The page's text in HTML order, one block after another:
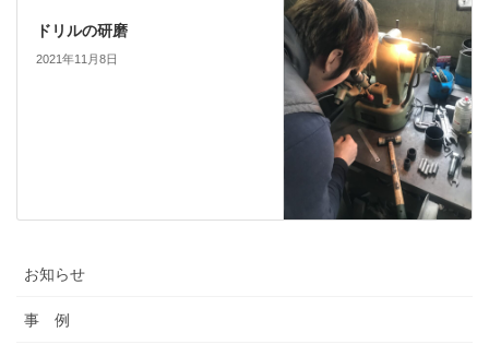
ドリルの研磨
2021年11月8日
お知らせ
事 例